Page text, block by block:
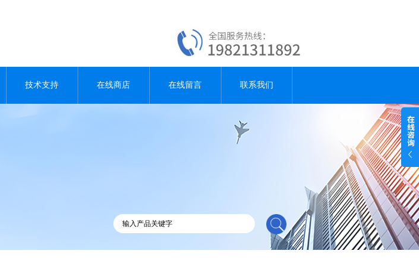
技术支持 在线商店 在线留言 联系我们